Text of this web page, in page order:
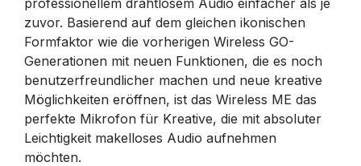
zuvor. Basierend auf dem gleichen ikonischen
Formfaktor wie die vorherigen Wireless GO-
Generationen mit neuen Funktionen, die es noch
benutzerfreundlicher machen und neue kreative
Möglichkeiten eröffnen, ist das Wireless ME das
perfekte Mikrofon für Kreative, die mit absoluter
Leichtigkeit makelloses Audio aufnehmen
möchten.